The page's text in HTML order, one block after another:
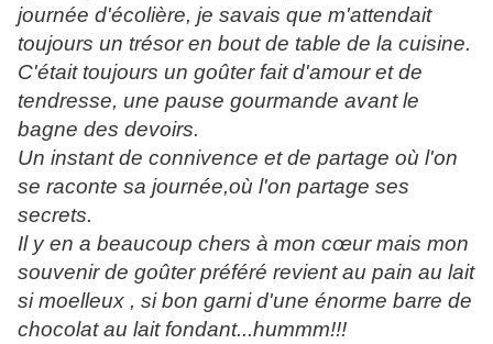
journée d'écolière, je savais que m'attendait
toujours un trésor en bout de table de la cuisine.
C'était toujours un goûter fait d'amour et de
tendresse, une pause gourmande avant le
bagne des devoirs.
Un instant de connivence et de partage où l'on
se raconte sa journée,où l'on partage ses
secrets.
Il y en a beaucoup chers à mon cœur mais mon
souvenir de goûter préféré revient au pain au lait
si moelleux , si bon garni d'une énorme barre de
chocolat au lait fondant...hummm!!!